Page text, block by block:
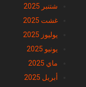
شتنبر 2025
غشت 2025
يوليوز 2025
يونيو 2025
ماي 2025
أبريل 2025